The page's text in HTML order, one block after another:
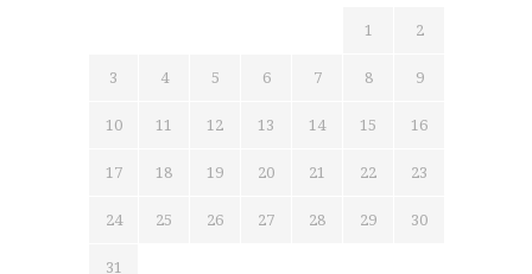
1 2
3 4 5 6 7 8 9
10 11 12 13 14 15 16
17 18 19 20 21 22 23
24 25 26 27 28 29 30
31